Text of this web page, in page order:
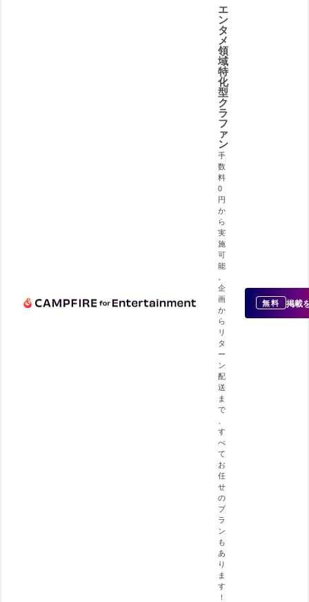
エ
ン
タ
メ
領
域
特
化
型
ク
ラ
フ
ァ
ン
手
数
料
0
円
か
ら
実
施
可
能
企
画
か
ら
リ
タ
ー
ン
配
送
ま
で
す
べ
て
お
任
せ
の
プ
ラ
ン
も
あ
り
ま
す
！
無料 掲載